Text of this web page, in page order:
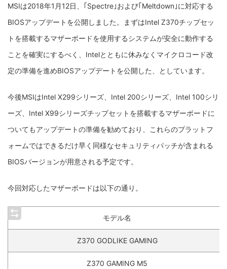
MSIは2018年1月12日、｢Spectre｣および｢Meltdown｣に対応する
BIOSアップデートを公開しました。まずはIntel Z370チップセッ
トを搭載するマザーボードを使用するシステムが安全に動作する
ことを確実にするべく、Intelとともに休みなくマイクロコード改
定の準備を進めBIOSアップデートを公開した、としています。
今後MSIはIntel X299シリーズ、Intel 200シリーズ、Intel 100シリ
ーズ、Intel X99シリーズチップセットを搭載するマザーボードに
ついてもアップデートの準備を勧めており、これらのプラットフ
ォームではできるだけ早く同様なセキュリティパッチが含まれる
BIOSバージョンが用意される予定です。
今回対応したマザーボードは以下の通り。
モデル名
Z370 GODLIKE GAMING
Z370 GAMING M5